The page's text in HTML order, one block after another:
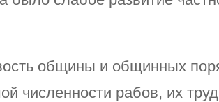
общины и общинных
численности рабов, их